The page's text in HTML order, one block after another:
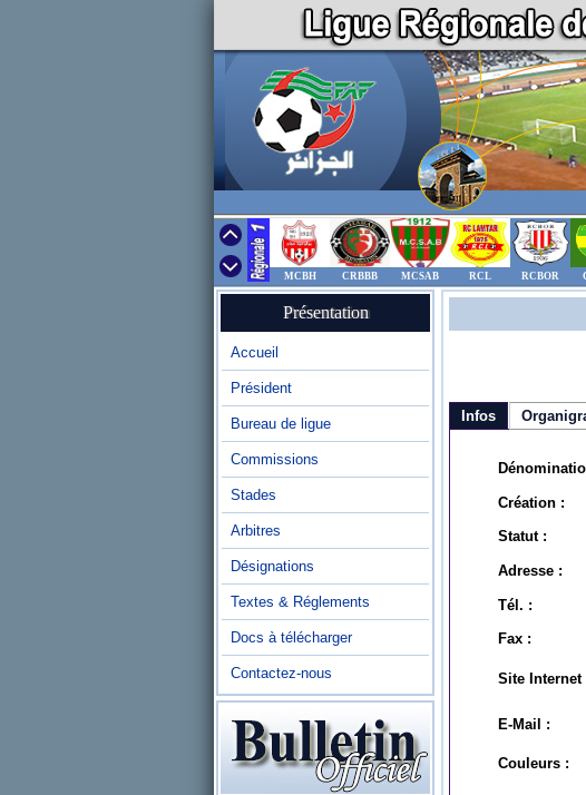
MCBH CRBBB MCSAB RCL RCBOR
Présentation
Accueil
Président
Bureau de ligue
Commissions
Stades
Arbitres
Désignations
Textes & Réglements
Docs à télécharger
Contactez-nous
Infos
Création :
Statut :
Adresse :
Tél. :
Fax :
Site Internet
E-Mail :
Couleurs :